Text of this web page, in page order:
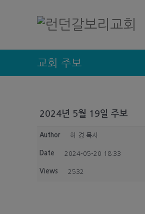
교회 주보
2024년 5월 19일 주보
Author 허 경 목사
Date 2024-05-20 18:33
Views 2532